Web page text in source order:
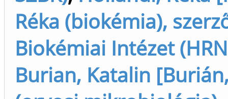
Réka (biokémia),
Biokémiai Intézet
Burian, Katalin